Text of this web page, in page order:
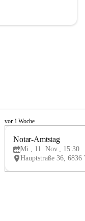
V
vor 1 Woche
Notar-Amtstag
Mi., 11. Nov., 15:30